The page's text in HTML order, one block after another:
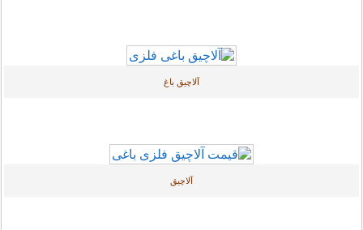
آلاچیق باغ
آلاچیق